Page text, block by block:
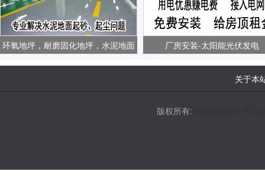
环氧地坪，耐磨固化地坪，水泥地面
起砂、起尘问题
厂房安装-太阳能光伏发电
关于本
版权所有: